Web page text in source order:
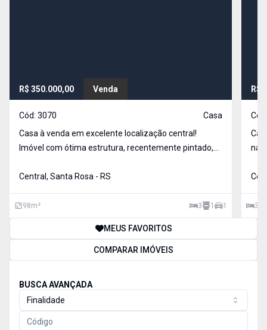
R$ 350.000,00 Venda
Cód: 3070
Casa
Casa à venda em excelente localização central!
Imóvel com ótima estrutura, recentemente pintado,
segurança e privacidade para você e sua família.
cozinha func
Central, Santa Rosa - RS
98m² 3 1 1
R$
na
3
MEUS FAVORITOS
COMPARAR IMÓVEIS
BUSCA AVANÇADA
Finalidade